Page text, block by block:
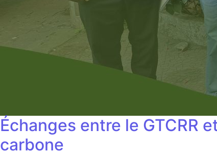
Échanges entre le GTCRR
carbone